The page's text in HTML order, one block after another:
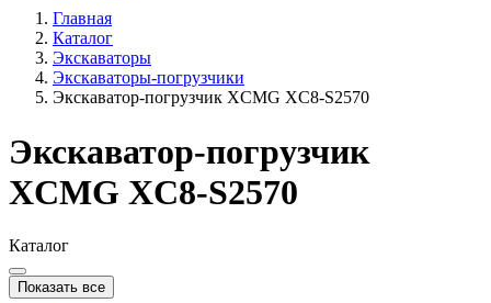
Главная
Каталог
Экскаваторы
Экскаваторы-погрузчики
Экскаватор-погрузчик XCMG XC8-S2570
Экскаватор-погрузчик
XCMG XC8-S2570
Каталог
Показать все